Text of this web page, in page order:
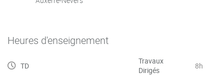
Heures d'enseignement
TD
Travaux
Dirigés
8h